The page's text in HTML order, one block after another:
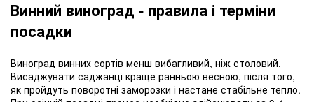
Винний виноград - правила і терміни
посадки
Виноград винних сортів менш вибагливий, ніж столовий.
Висаджувати саджанці краще ранньою весною, після того,
як пройдуть поворотні заморозки і настане стабільне тепло.